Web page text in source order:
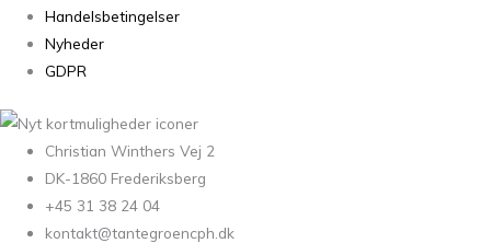
Handelsbetingelser
Nyheder
GDPR
Christian Winthers Vej 2
DK-1860 Frederiksberg
+45 31 38 24 04
kontakt@tantegroencph.dk